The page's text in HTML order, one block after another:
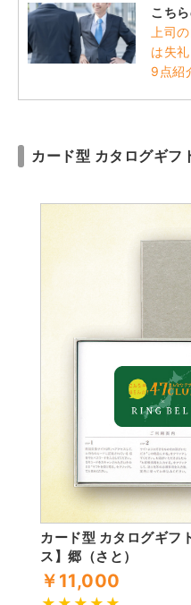
こち
上司
は失
9点紹
カード型 カタログギフ
カード型 カタログギ
ス】郷（さと）
￥11,000